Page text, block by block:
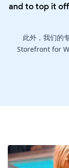
and to top it off
此外，我们的
Storefront for